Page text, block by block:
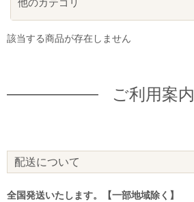
該当する商品が存在しません
ご利用案内
配送について
全国発送いたします。【一部地域除く】